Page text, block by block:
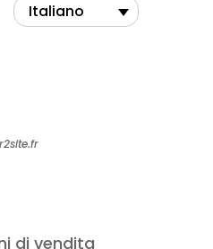
Italiano
di vendita